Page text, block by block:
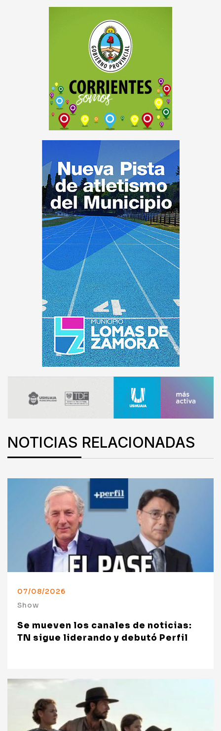
NOTICIAS RELACIONADAS
07/08/2026
Show
Se mueven los canales de noticias:
TN sigue liderando y debutó Perfil